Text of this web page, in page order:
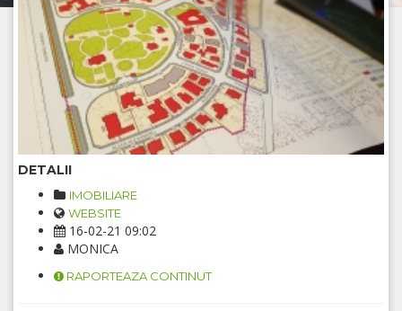
DETALII
IMOBILIARE
WEBSITE
16-02-21 09:02
MONICA
RAPORTEAZA CONTINUT